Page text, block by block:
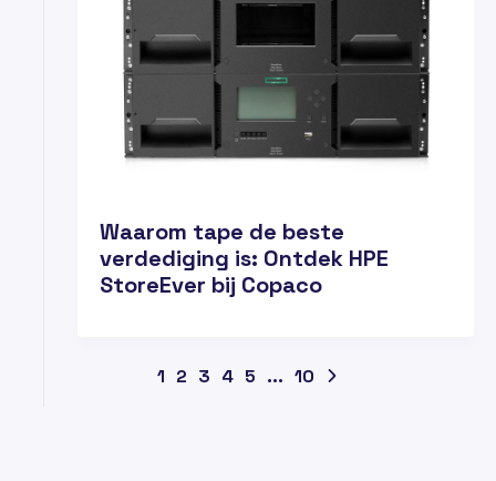
Waarom tape de beste
verdediging is: Ontdek HPE
StoreEver bij Copaco
1 2 3 4 5 ... 10